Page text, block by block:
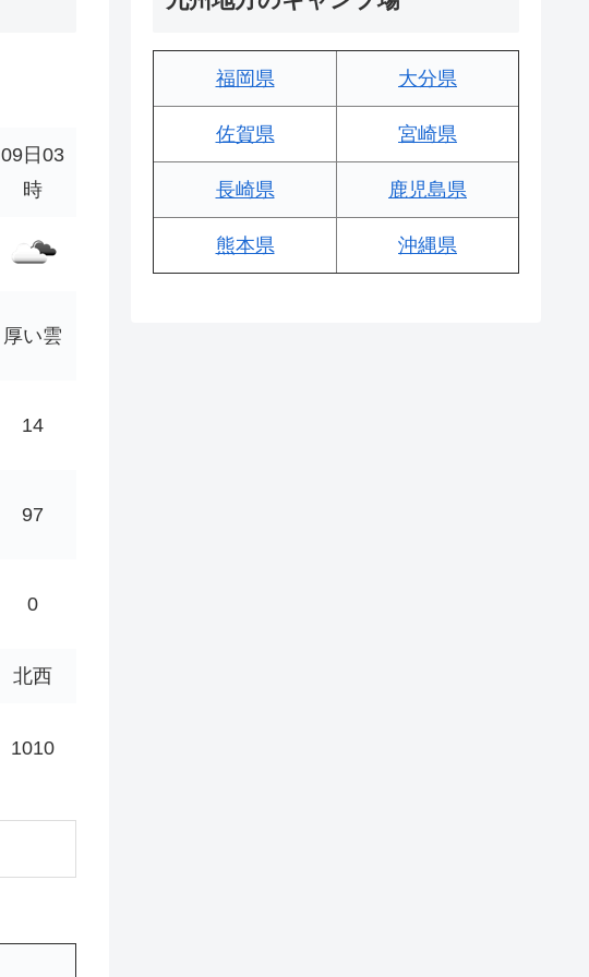
09日03
時
厚い雲
14
97
0
北西
1010
福岡県 大分県
佐賀県 宮崎県
長崎県 鹿児島県
熊本県 沖縄県